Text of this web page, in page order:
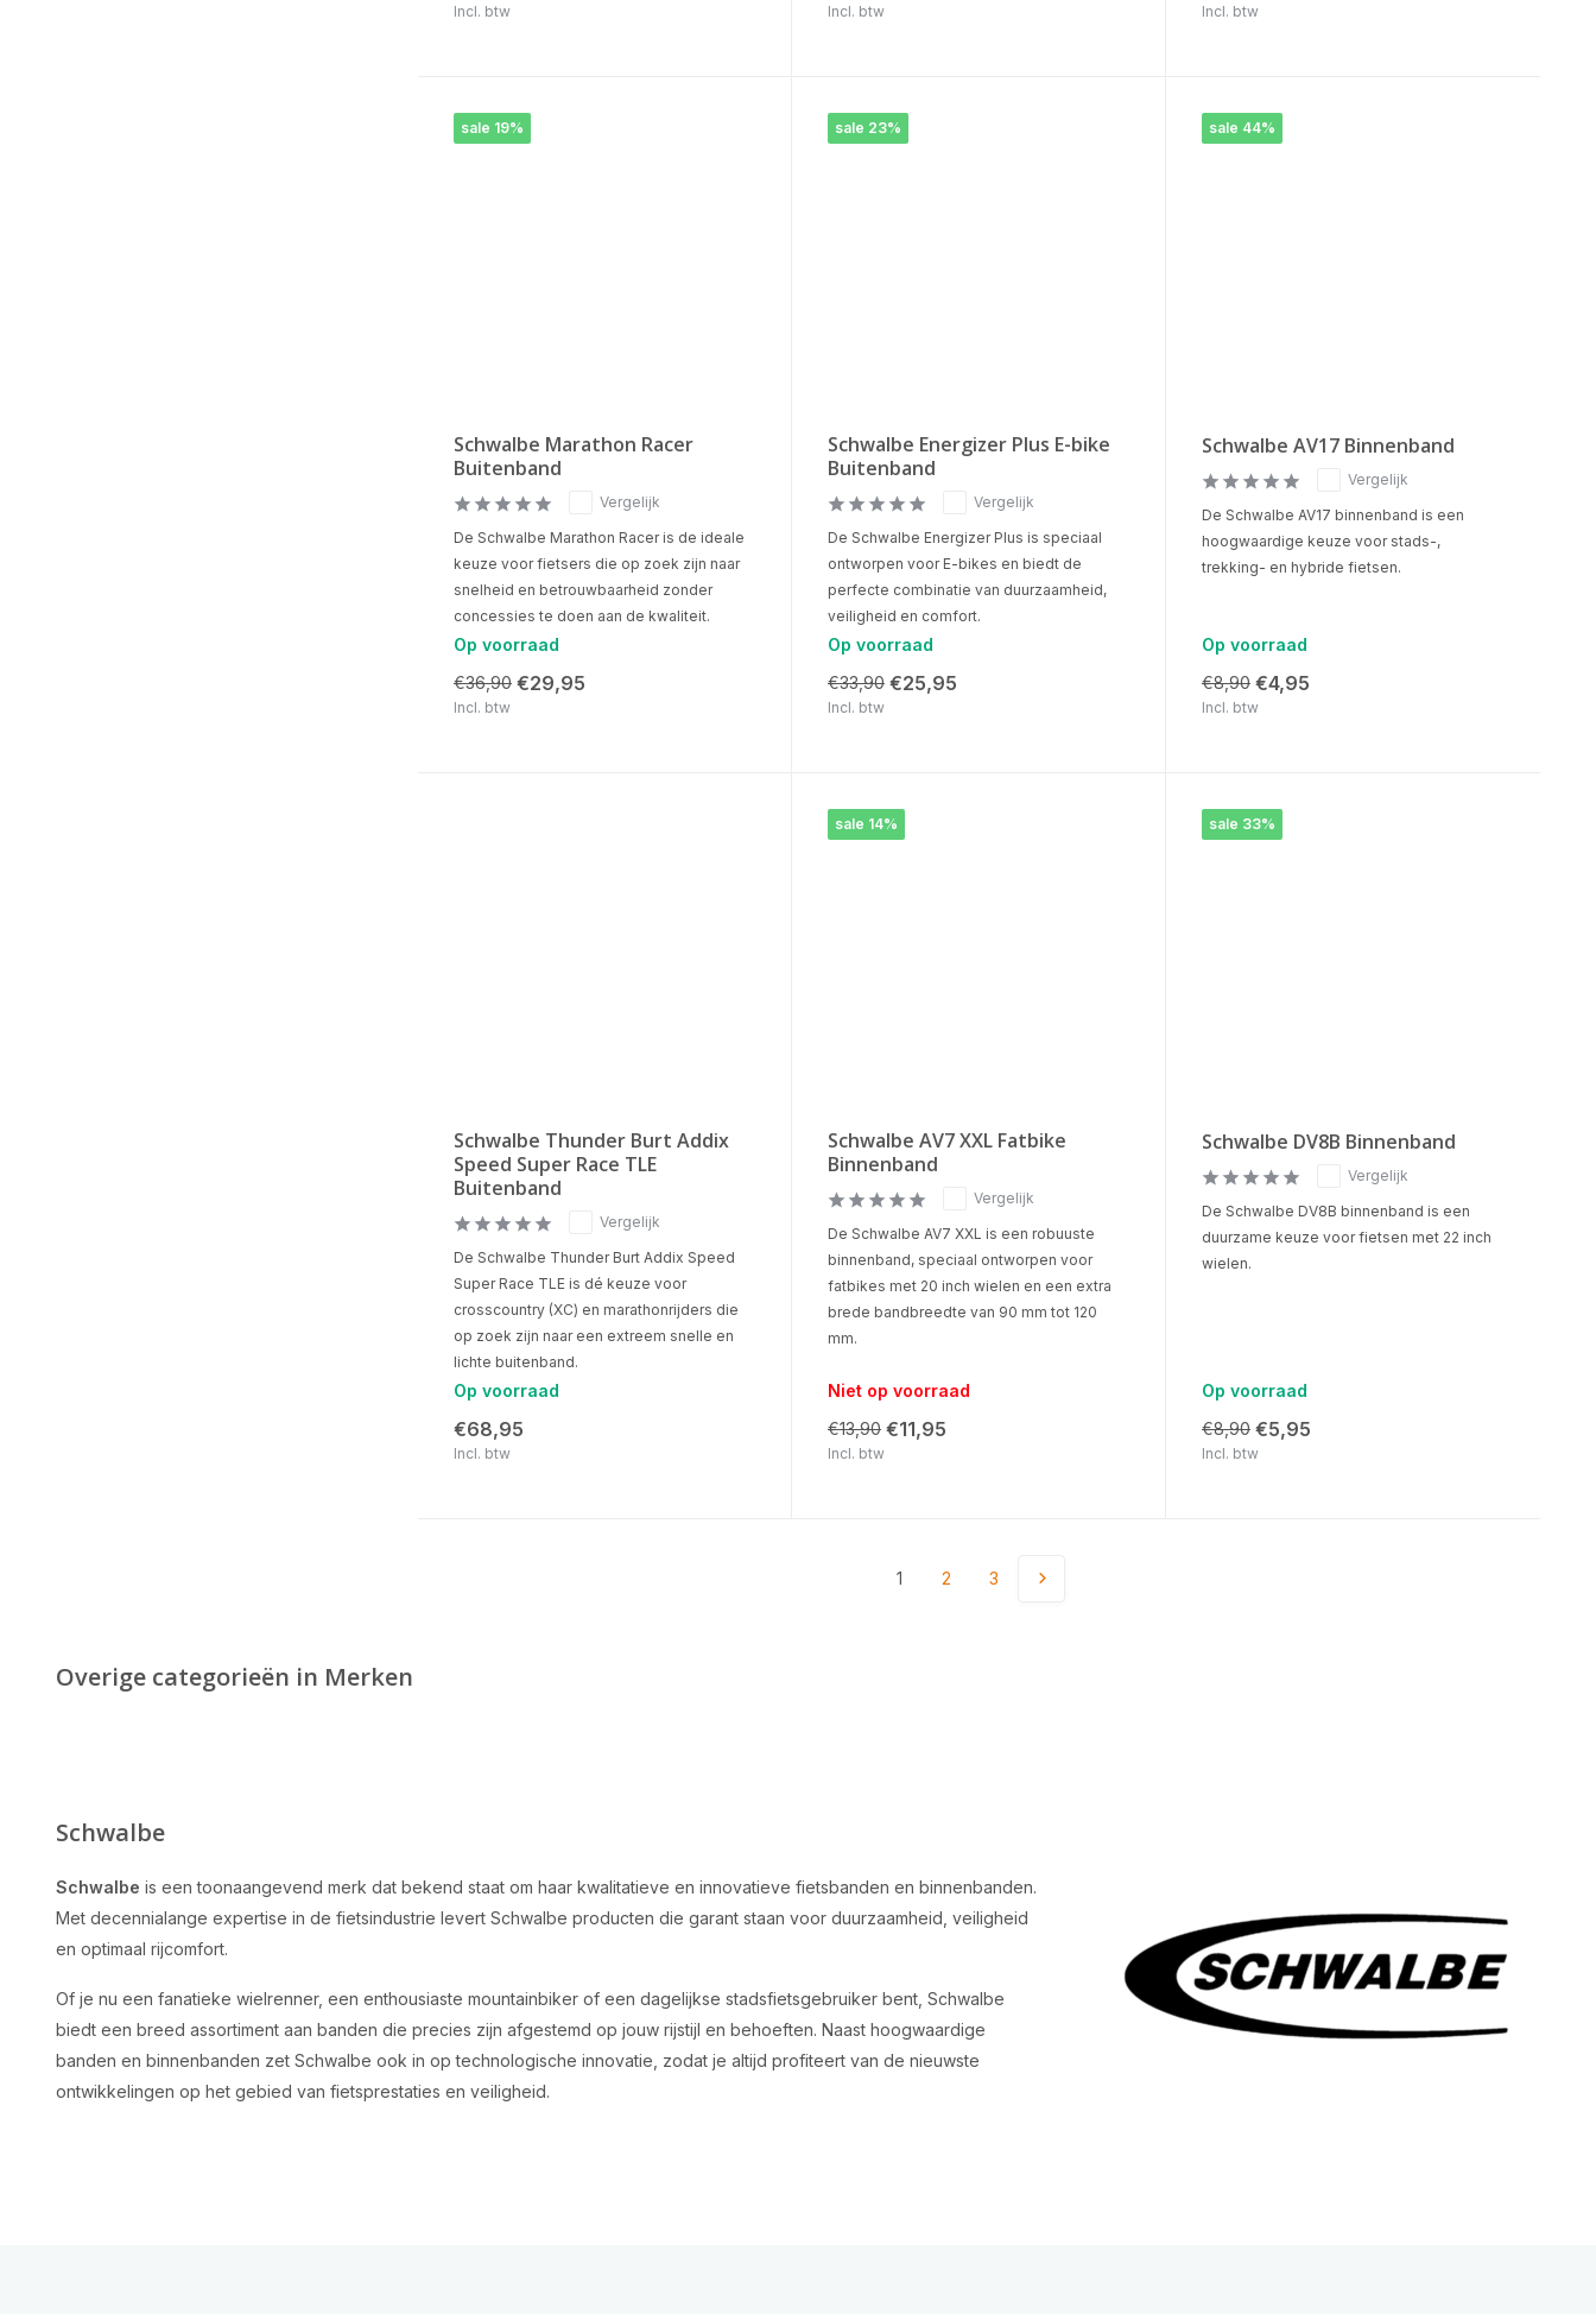
Incl. btw Incl. btw Incl. btw
sale 19%
Schwalbe Marathon Racer
Buitenband
Vergelijk
De Schwalbe Marathon Racer is de ideale
keuze voor fietsers die op zoek zijn naar
snelheid en betrouwbaarheid zonder
concessies te doen aan de kwaliteit.
Op voorraad
€36,90 €29,95
Incl. btw
sale 23%
Schwalbe Energizer Plus E-bike
Buitenband
Vergelijk
De Schwalbe Energizer Plus is speciaal
ontworpen voor E-bikes en biedt de
perfecte combinatie van duurzaamheid,
veiligheid en comfort.
Op voorraad
€33,90 €25,95
Incl. btw
sale 44%
Schwalbe AV17 Binnenband
Vergelijk
De Schwalbe AV17 binnenband is een
hoogwaardige keuze voor stads-,
trekking- en hybride fietsen.
Op voorraad
€8,90 €4,95
Incl. btw
Schwalbe Thunder Burt Addix
Speed Super Race TLE
Buitenband
Vergelijk
De Schwalbe Thunder Burt Addix Speed
Super Race TLE is dé keuze voor
crosscountry (XC) en marathonrijders die
op zoek zijn naar een extreem snelle en
lichte buitenband.
Op voorraad
€68,95
Incl. btw
sale 14%
Schwalbe AV7 XXL Fatbike
Binnenband
Vergelijk
De Schwalbe AV7 XXL is een robuuste
binnenband, speciaal ontworpen voor
fatbikes met 20 inch wielen en een extra
brede bandbreedte van 90 mm tot 120
mm.
Niet op voorraad
€13,90 €11,95
Incl. btw
sale 33%
Schwalbe DV8B Binnenband
Vergelijk
De Schwalbe DV8B binnenband is een
duurzame keuze voor fietsen met 22 inch
wielen.
Op voorraad
€8,90 €5,95
Incl. btw
1 2 3
Overige categorieën in Merken
Schwalbe
Schwalbe is een toonaangevend merk dat bekend staat om haar kwalitatieve en innovatieve fietsbanden en binnenbanden.
Met decennialange expertise in de fietsindustrie levert Schwalbe producten die garant staan voor duurzaamheid, veiligheid
en optimaal rijcomfort.
Of je nu een fanatieke wielrenner, een enthousiaste mountainbiker of een dagelijkse stadsfietsgebruiker bent, Schwalbe
biedt een breed assortiment aan banden die precies zijn afgestemd op jouw rijstijl en behoeften. Naast hoogwaardige
banden en binnenbanden zet Schwalbe ook in op technologische innovatie, zodat je altijd profiteert van de nieuwste
ontwikkelingen op het gebied van fietsprestaties en veiligheid.